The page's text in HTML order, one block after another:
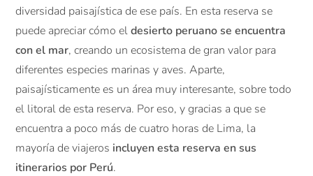
diversidad paisajística de ese país. En esta reserva se
puede apreciar cómo eldesierto peruano se encuentra
con el mar, creando un ecosistema de gran valor para
diferentes especies marinas y aves. Aparte,
paisajísticamente es un área muy interesante, sobre todo
el litoral de esta reserva. Por eso, y gracias a que se
encuentra a poco más de cuatro horas de Lima, la
mayoría de viajeros incluyen esta reserva en sus
itinerarios por Perú.